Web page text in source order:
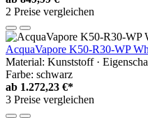
2 Preise vergleichen
AcquaVapore K50-R30-WP
Material: Kunststoff ·
Farbe: schwarz
ab 1.272,23 €*
3 Preise vergleichen